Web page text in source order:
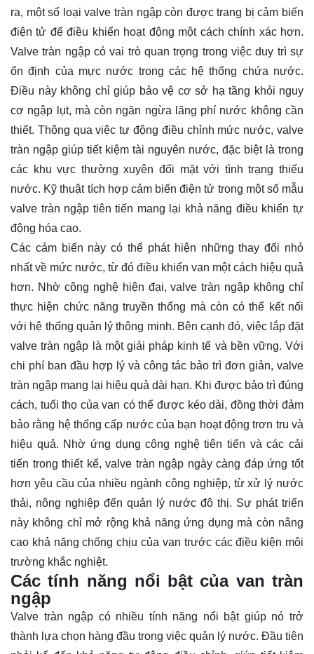
ra, một số loại valve tràn ngập còn được trang bị cảm biến
điện tử để điều khiển hoạt động một cách chính xác hơn.
Valve tràn ngập có vai trò quan trọng trong việc duy trì sự
ổn định của mực nước trong các hệ thống chứa nước.
Điều này không chỉ giúp bảo vệ cơ sở hạ tầng khỏi nguy
cơ ngập lụt, mà còn ngăn ngừa lãng phí nước không cần
thiết. Thông qua việc tự động điều chỉnh mức nước, valve
tràn ngập giúp tiết kiệm tài nguyên nước, đặc biệt là trong
các khu vực thường xuyên đối mặt với tình trạng thiếu
nước. Kỹ thuật tích hợp cảm biến điện tử trong một số mẫu
valve tràn ngập tiên tiến mang lại khả năng điều khiển tự
động hóa cao.
Các cảm biến này có thể phát hiện những thay đổi nhỏ
nhất về mức nước, từ đó điều khiển van một cách hiệu quả
hơn. Nhờ công nghệ hiện đại, valve tràn ngập không chỉ
thực hiện chức năng truyền thống mà còn có thể kết nối
với hệ thống quản lý thông minh. Bên cạnh đó, việc lắp đặt
valve tràn ngập là một giải pháp kinh tế và bền vững. Với
chi phí ban đầu hợp lý và công tác bảo trì đơn giản, valve
tràn ngập mang lại hiệu quả dài hạn. Khi được bảo trì đúng
cách, tuổi thọ của van có thể được kéo dài, đồng thời đảm
bảo rằng hệ thống cấp nước của bạn hoạt động trơn tru và
hiệu quả. Nhờ ứng dụng công nghệ tiên tiến và các cải
tiến trong thiết kế, valve tràn ngập ngày càng đáp ứng tốt
hơn yêu cầu của nhiều ngành công nghiệp, từ xử lý nước
thải, nông nghiệp đến quản lý nước đô thị. Sự phát triển
này không chỉ mở rộng khả năng ứng dụng mà còn nâng
cao khả năng chống chịu của van trước các điều kiện môi
trường khắc nghiệt.
Các tính năng nổi bật của van tràn
ngập
Valve tràn ngập có nhiều tính năng nổi bật giúp nó trở
thành lựa chọn hàng đầu trong việc quản lý nước. Đầu tiên